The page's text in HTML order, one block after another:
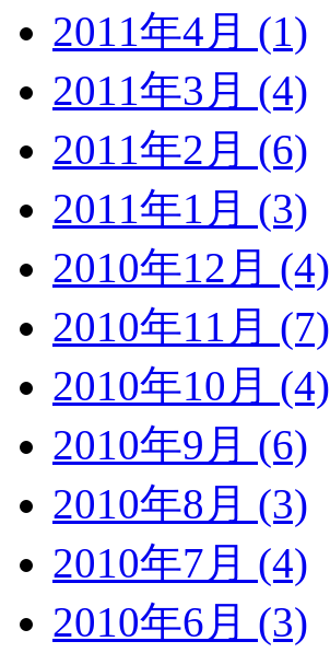
2011年4月 (1)
2011年3月 (4)
2011年2月 (6)
2011年1月 (3)
2010年12月 (4)
2010年11月 (7)
2010年10月 (4)
2010年9月 (6)
2010年8月 (3)
2010年7月 (4)
2010年6月 (3)